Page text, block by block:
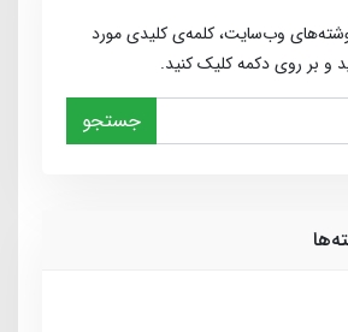
وب‌سایت، کلمه‌ی کلیدی مورد
و بر روی دکمه کلیک کنید.
جستجو